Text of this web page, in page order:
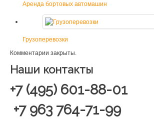
Аренда бортовых автомашин
Грузоперевозки
Комментарии закрыты.
Наши контакты
+7 (495) 601-88-01
+7 963 764-71-99